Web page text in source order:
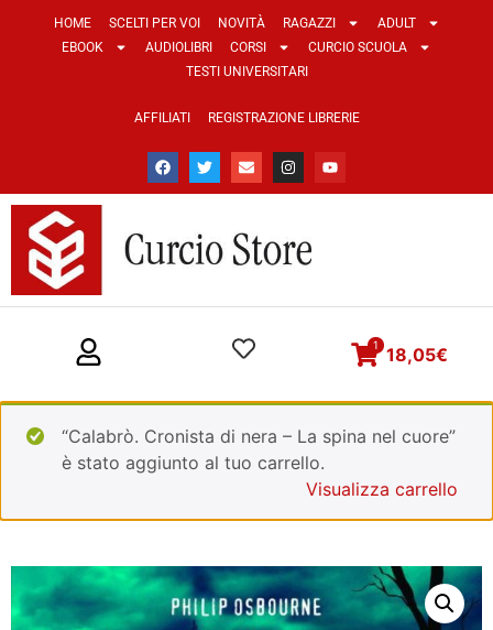
HOME SCELTI PER VOI NOVITÀ RAGAZZI
ADULT
EBOOK
AUDIOLIBRI CORSI
CURCIO SCUOLA
TESTI UNIVERSITARI
AFFILIATI REGISTRAZIONE LIBRERIE
18,05€
1
“Calabrò. Cronista di nera – La spina nel cuore”
è stato aggiunto al tuo carrello.
Visualizza carrello